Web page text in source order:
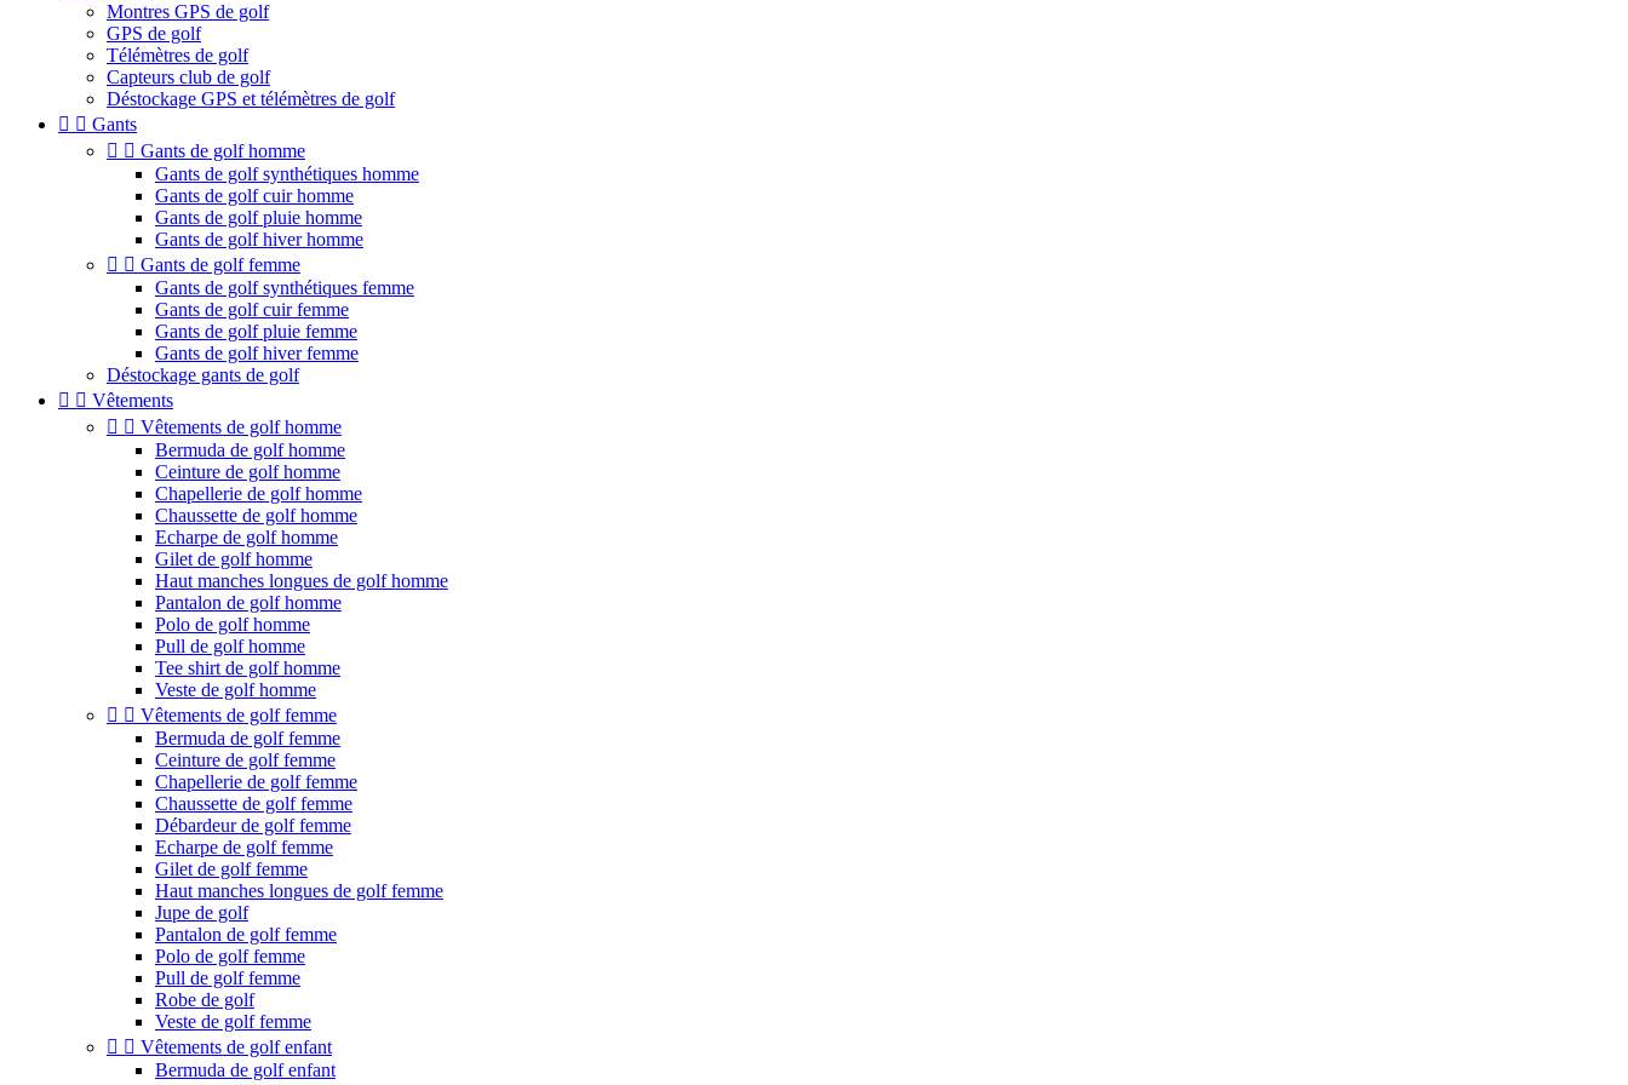
Montres GPS de golf
GPS de golf
Télémètres de golf
Capteurs club de golf
Déstockage GPS et télémètres de golf
  Gants
  Gants de golf homme
Gants de golf synthétiques homme
Gants de golf cuir homme
Gants de golf pluie homme
Gants de golf hiver homme
  Gants de golf femme
Gants de golf synthétiques femme
Gants de golf cuir femme
Gants de golf pluie femme
Gants de golf hiver femme
Déstockage gants de golf
  Vêtements
  Vêtements de golf homme
Bermuda de golf homme
Ceinture de golf homme
Chapellerie de golf homme
Chaussette de golf homme
Echarpe de golf homme
Gilet de golf homme
Haut manches longues de golf homme
Pantalon de golf homme
Polo de golf homme
Pull de golf homme
Tee shirt de golf homme
Veste de golf homme
  Vêtements de golf femme
Bermuda de golf femme
Ceinture de golf femme
Chapellerie de golf femme
Chaussette de golf femme
Débardeur de golf femme
Echarpe de golf femme
Gilet de golf femme
Haut manches longues de golf femme
Jupe de golf
Pantalon de golf femme
Polo de golf femme
Pull de golf femme
Robe de golf
Veste de golf femme
  Vêtements de golf enfant
Bermuda de golf enfant